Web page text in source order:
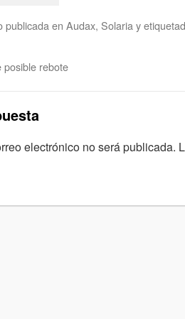
publicada en Audax, Solaria y
posible rebote
electrónico no será publicada.